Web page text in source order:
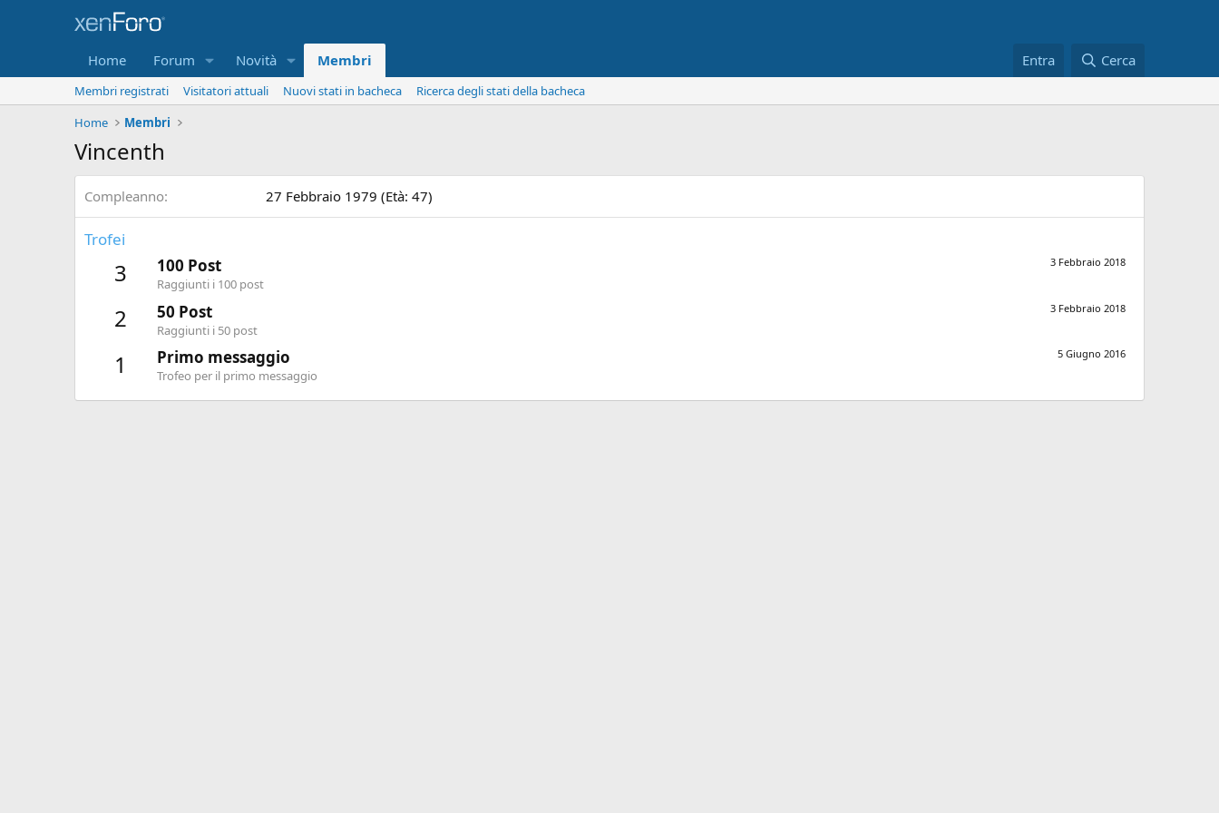
Home Forum Novità Membri Entra Cerca
Membri registrati Visitatori attuali Nuovi stati in bacheca
Ricerca degli stati della bacheca
Home
Membri
Vincenth
Compleanno 27 Febbraio 1979 (Età: 47)
Trofei
3 3 Febbraio 2018
100 Post
Raggiunti i 100 post
2 3 Febbraio 2018
50 Post
Raggiunti i 50 post
1 5 Giugno 2016
Primo messaggio
Trofeo per il primo messaggio